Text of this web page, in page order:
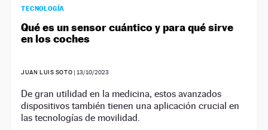
TECNOLOGÍA
Qué es un sensor cuántico y para qué sirve
en los coches
JUAN LUIS SOTO |13/10/2023
De gran utilidad en la medicina, estos avanzados
dispositivos también tienen una aplicación crucial en
las tecnologías de movilidad.